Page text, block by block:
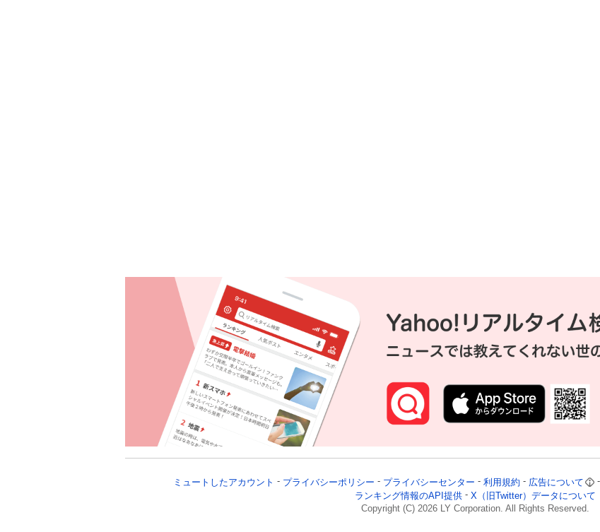
ミュートしたアカウント プライバシーポリシー プライバシーセンター 利用規約 広告について
ランキング情報のAPI提供
X（旧Twitter）データについて
Copyright (C) 2026LY Corporation. All Rights Reserved.